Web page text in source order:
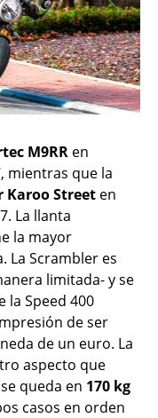
M9RR en
mientras que la
Karoo Street en
La llanta
la mayor
La Scrambler es
limitada- y se
la Speed 400
de ser
de un euro. La
aspecto que
se queda en 170 kg
casos en orden